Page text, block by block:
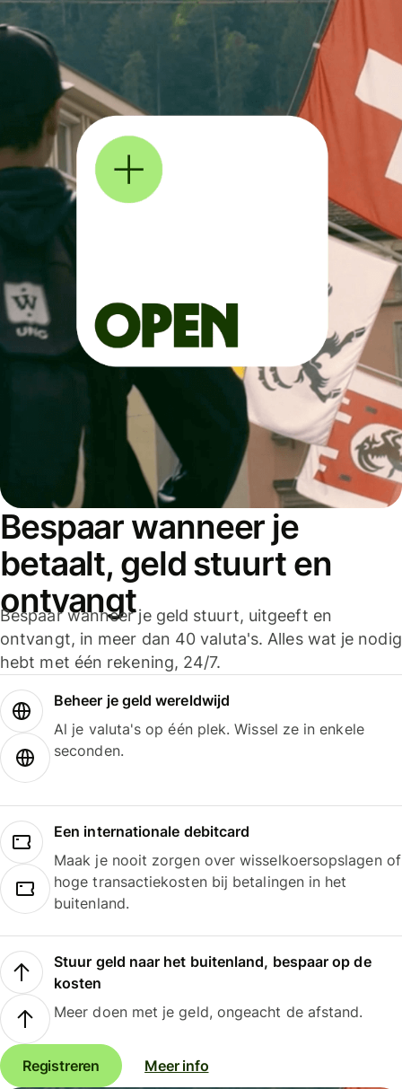
Bespaar wanneer je
betaalt, geld stuurt en
ontvangt
Bespaar wanneer je geld stuurt, uitgeeft en
ontvangt, in meer dan 40 valuta's. Alles wat je nodig
hebt met één rekening, 24/7.
Beheer je geld wereldwijd
Al je valuta's op één plek. Wissel ze in enkele
seconden.
Een internationale debitcard
Maak je nooit zorgen over wisselkoersopslagen of
hoge transactiekosten bij betalingen in het
buitenland.
Stuur geld naar het buitenland, bespaar op de
kosten
Meer doen met je geld, ongeacht de afstand.
Registreren Meer info